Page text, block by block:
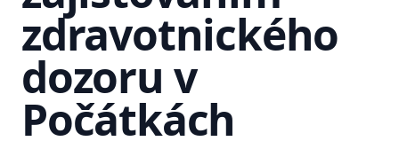
zdravotnického
dozoru v
Počátkách